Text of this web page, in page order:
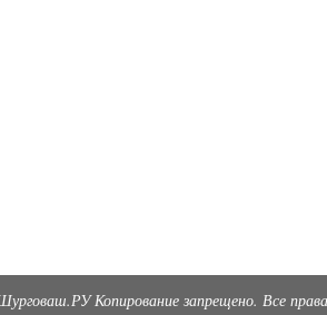
Копирование запрещено. Все